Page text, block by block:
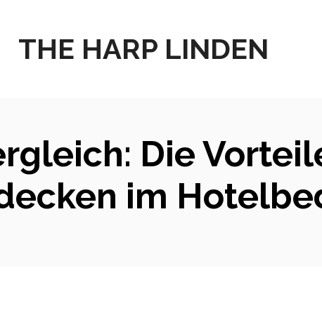
THE HARP LINDEN
Die
im